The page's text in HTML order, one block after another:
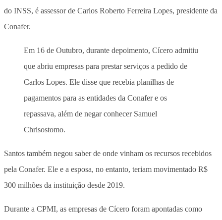
do INSS, é assessor de Carlos Roberto Ferreira Lopes, presidente da
Conafer.
Em 16 de Outubro, durante depoimento, Cícero admitiu
que abriu empresas para prestar serviços a pedido de
Carlos Lopes. Ele disse que recebia planilhas de
pagamentos para as entidades da Conafer e os
repassava, além de negar conhecer Samuel
Chrisostomo.
Santos também negou saber de onde vinham os recursos recebidos
pela Conafer. Ele e a esposa, no entanto, teriam movimentado R$
300 milhões da instituição desde 2019.
Durante a CPMI, as empresas de Cícero foram apontadas como